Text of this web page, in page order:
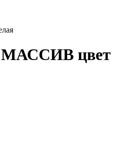
МАССИВ цвет